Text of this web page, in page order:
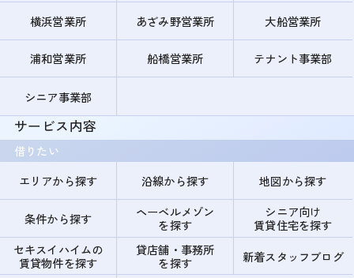
横浜営業所 あざみ野営業所 大船営業所
浦和営業所 船橋営業所 テナント事業部
シニア事業部
サービス内容
借りたい
エリアから探す
沿線から探す 地図から探す
条件から探す
ヘーベルメゾン
を探す
シニア向け
賃貸住宅を探す
セキスイハイムの
賃貸物件を探す
貸店舗・事務所
を探す
新着スタッフブログ